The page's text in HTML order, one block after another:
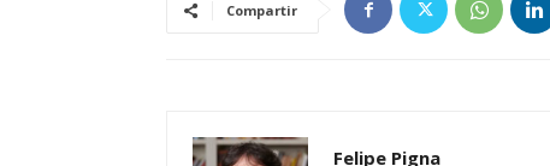
Compartir
Felipe Pigna